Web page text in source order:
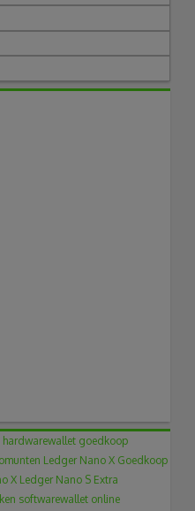
hardwarewallet goedkoop
Ledger Nano X Goedkoop
X Ledger Nano S Extra
softwarewallet online